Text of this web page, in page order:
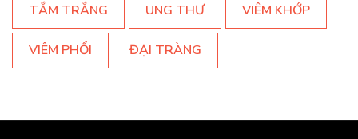
TẮM TRẮNG UNG THƯ VIÊM KHỚP
VIÊM PHỔI ĐẠI TRÀNG